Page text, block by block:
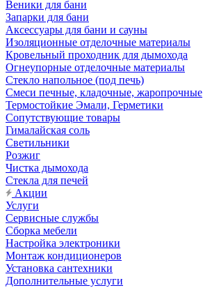
Веники для бани
Запарки для бани
Аксессуары для бани и сауны
Изоляционные отделочные материалы
Кровельный проходник для дымохода
Огнеупорные отделочные материалы
Стекло напольное (под печь)
Смеси печные, кладочные, жаропрочные
Термостойкие Эмали, Герметики
Сопутствующие товары
Гималайская соль
Светильники
Розжиг
Чистка дымохода
Стекла для печей
Акции
Услуги
Сервисные службы
Сборка мебели
Настройка электроники
Монтаж кондиционеров
Установка сантехники
Дополнительные услуги